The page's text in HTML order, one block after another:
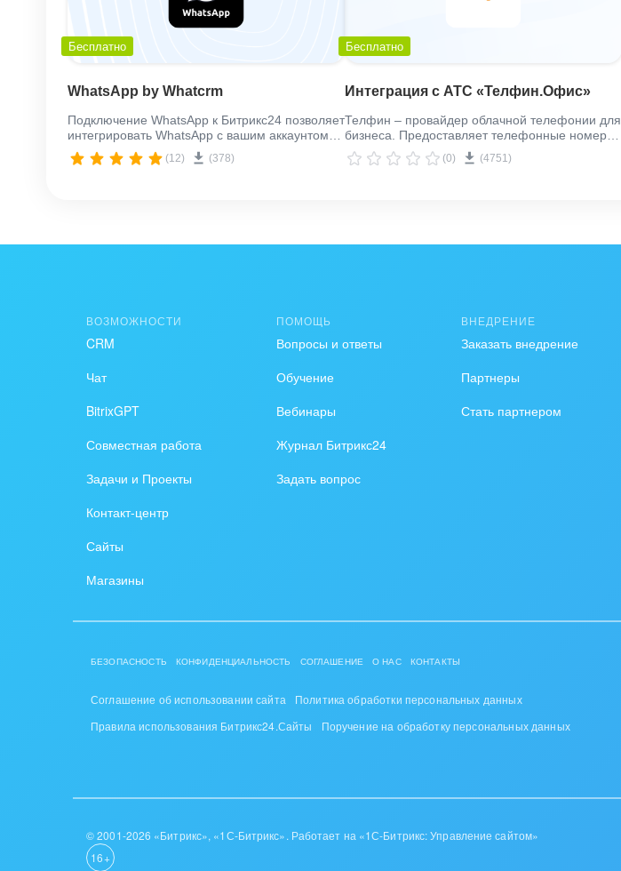
Бесплатно
WhatsApp by Whatcrm
Подключение WhatsApp к Битрикс24 позволяет
интегрировать WhatsApp с вашим аккаунтом в
Битрикс24, упрощая общение с клиентами и
передачу файлов, включая аудио сообщения,
(12) (378)
Бесплатно
Интеграция с АТС «Телфин.Офис»
Телфин – провайдер облачной телефонии для
бизнеса. Предоставляет телефонные номера
73 городов России, 38 стран мира и
виртуальную АТС «Телфин.Офис»
(0) (4751)
ВОЗМОЖНОСТИ
CRM
Чат
BitrixGPT
Совместная работа
Задачи и Проекты
Контакт-центр
Сайты
Магазины
ПОМОЩЬ
Вопросы и ответы
Обучение
Вебинары
Журнал Битрикс24
Задать вопрос
ВНЕДРЕНИЕ
Заказать внедрение
Партнеры
Стать партнером
БЕЗОПАСНОСТЬ КОНФИДЕНЦИАЛЬНОСТЬ СОГЛАШЕНИЕ О НАС КОНТАКТЫ
Соглашение об использовании сайта
Политика обработки персональных данных
Правила использования Битрикс24.Сайты
Поручение на обработку персональных данных
© 2001-2026 «Битрикс», «1С-Битрикс». Работает на «1С-Битрикс: Управление сайтом»
16+